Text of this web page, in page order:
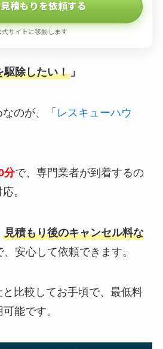
積もりを依頼する
式サイトに移動します
駆除したい！」
のが、「 レスキューハウ
分で、専門業者が到着するの
。
見積もり後のキャンセル料な
、安心して依頼できます。
比較してお手頃で、最低料
能です。